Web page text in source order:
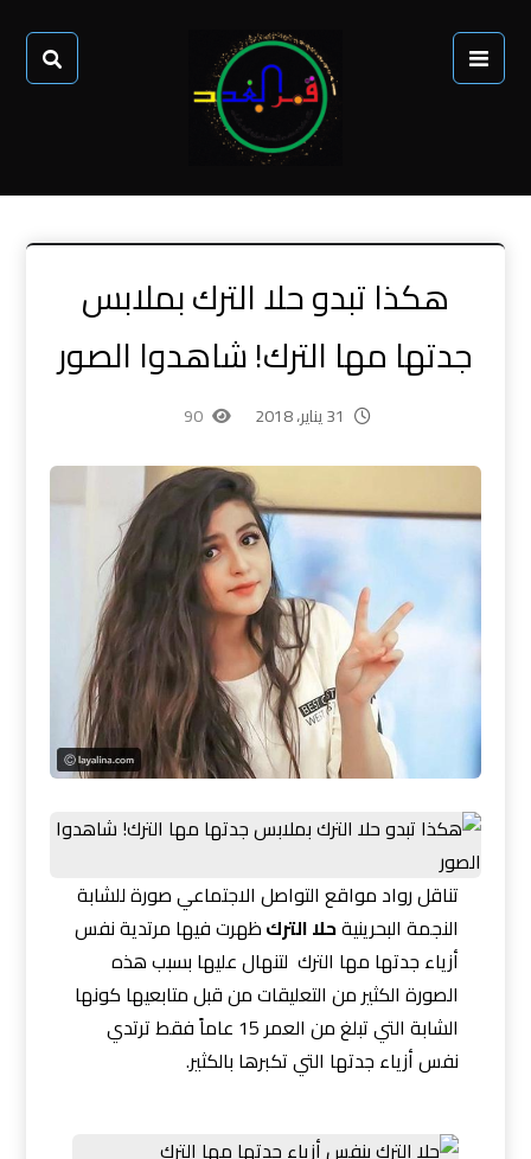
هكذا تبدو حلا الترك بملابس
جدتها مها الترك! شاهدوا الصور
31 يناير، 2018 90
تناقل رواد مواقع التواصل الاجتماعي صورة للشابة
النجمة البحرينيةحلا التركظهرت فيها مرتدية نفس
أزياء جدتها مها الترك لتنهال عليها بسبب هذه
الصورة الكثير من التعليقات من قبل متابعيها كونها
الشابة التي تبلغ من العمر 15 عاماً فقط ترتدي
نفس أزياء جدتها التي تكبرها بالكثير.